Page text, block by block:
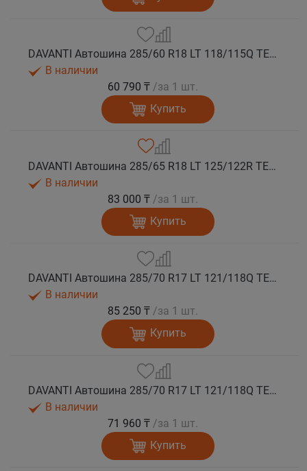
DAVANTI Автошина 285/60 R18 LT 118/115Q TERRATOURA A/T RWL 8PR RPR M+S
В наличии
60 790 ₸ /за 1 шт.
Купить
DAVANTI Автошина 285/65 R18 LT 125/122R TERRATOURA A/T RBL 10PR M+S
В наличии
83 000 ₸ /за 1 шт.
Купить
DAVANTI Автошина 285/70 R17 LT 121/118Q TERRATOURA A/T RBL 8PR RPR M+S
В наличии
85 250 ₸ /за 1 шт.
Купить
DAVANTI Автошина 285/70 R17 LT 121/118Q TERRATOURA A/T RWL 8PR RPR M+S
В наличии
71 960 ₸ /за 1 шт.
Купить